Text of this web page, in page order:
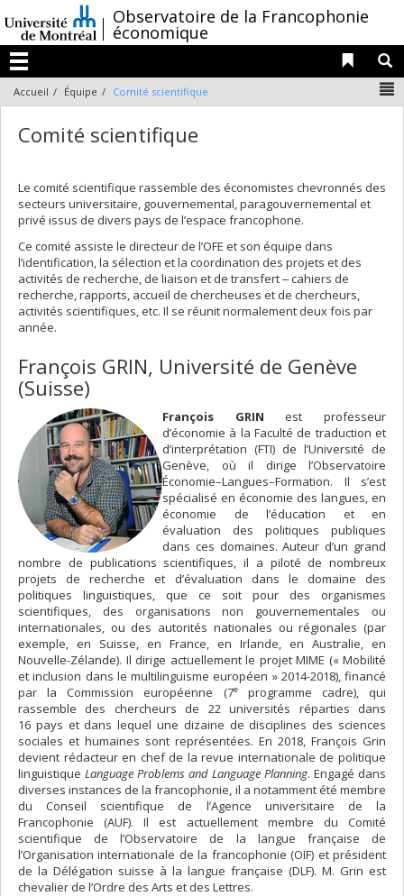
au
contenu
/
Observatoire de la Francophonie
économique
Menu
Liens
Accueil Équipe Comité scientifique
Comité scientifique
Le comité scientifique rassemble des économistes chevronnés des
secteurs universitaire, gouvernemental, paragouvernemental et
privé issus de divers pays de l’espace francophone.
Ce comité assiste le directeur de l’OFE et son équipe dans
l’identification, la sélection et la coordination des projets et des
activités de recherche, de liaison et de transfert ‒ cahiers de
recherche, rapports, accueil de chercheuses et de chercheurs,
activités scientifiques, etc. Il se réunit normalement deux fois par
année.
François GRIN, Université de Genève
(Suisse)
François GRIN est professeur
d’économie à la Faculté de traduction et
d’interprétation (FTI) de l’Université de
Genève, où il dirige l’Observatoire
Économie–Langues–Formation. Il s’est
spécialisé en économie des langues, en
économie de l’éducation et en
évaluation des politiques publiques
dans ces domaines. Auteur d’un grand
nombre de publications scientifiques, il a piloté de nombreux
projets de recherche et d’évaluation dans le domaine des
politiques linguistiques, que ce soit pour des organismes
scientifiques, des organisations non gouvernementales ou
internationales, ou des autorités nationales ou régionales (par
exemple, en Suisse, en France, en Irlande, en Australie, en
Nouvelle-Zélande). Il dirige actuellement le projet MIME (« Mobilité
et inclusion dans le multilinguisme européen » 2014-2018), financé
par la Commission européenne (7eprogramme cadre), qui
rassemble des chercheurs de 22 universités réparties dans
16 pays et dans lequel une dizaine de disciplines des sciences
sociales et humaines sont représentées. En 2018, François Grin
devient rédacteur en chef de la revue internationale de politique
linguistique Language Problems and Language Planning. Engagé dans
diverses instances de la francophonie, il a notamment été membre
du Conseil scientifique de l’Agence universitaire de la
Francophonie (AUF). Il est actuellement membre du Comité
scientifique de l’Observatoire de la langue française de
l’Organisation internationale de la francophonie (OIF) et président
de la Délégation suisse à la langue française (DLF). M. Grin est
chevalier de l’Ordre des Arts et des Lettres.